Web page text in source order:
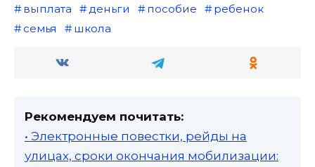
выплата деньги пособие
ребенок
семья
школа
Рекомендуем почитать:
• Электронные повестки, рейды на
улицах, сроки окончания мобилизации: